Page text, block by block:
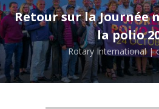
Retour sur la Journée
la polio
Rotary International |